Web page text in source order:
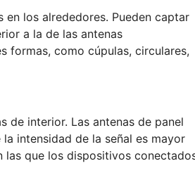
en los alrededores. Pueden captar
a la de las antenas
formas, como cúpulas, circulares,
de interior. Las antenas de panel
intensidad de la señal es mayor
las que los dispositivos